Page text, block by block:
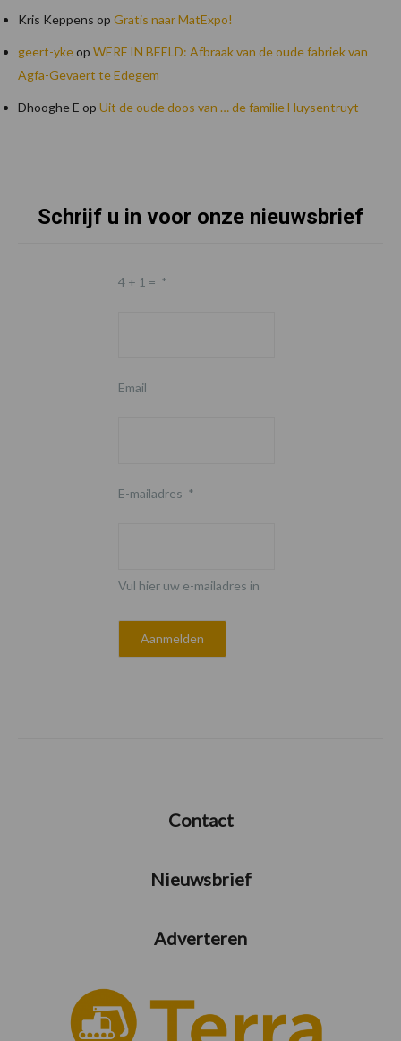
Kris Keppens op Gratis naar MatExpo!
geert-ykeop WERF IN BEELD: Afbraak van de oude fabriek van
Agfa-Gevaert te Edegem
Dhooghe E op Uit de oude doos van … de familie Huysentruyt
FooterSchrijf u in voor onze nieuwsbrief
4 + 1 = *
Email
E-mailadres *
Vul hier uw e-mailadres in
Contact
Nieuwsbrief
Adverteren